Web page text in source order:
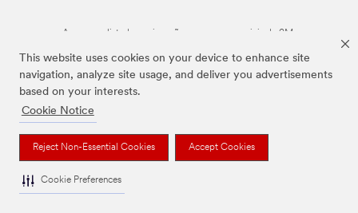
This website uses cookies on your device to enhance site
navigation, analyze site usage, and deliver you advertisements
based on your interests.
Cookie Notice
Reject Non-Essential Cookies Accept Cookies
Cookie Preferences
As marcas listadas a cima são marcas comerciais da 3M.